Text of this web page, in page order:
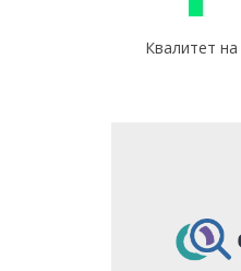
Квалитет